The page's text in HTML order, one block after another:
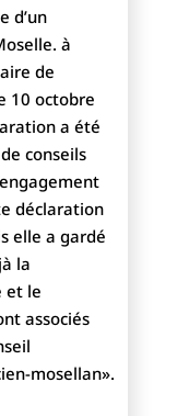
d’un
à
de
10 octobre
a été
conseils
déclaration
elle a gardé
la
et le
associés
mosellan».